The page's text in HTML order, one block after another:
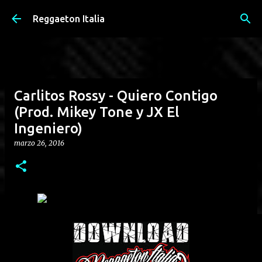
Passa ai contenuti principali
Reggaeton Italia
Carlitos Rossy - Quiero Contigo
(Prod. Mikey Tone y JX El
Ingeniero)
marzo 26, 2016